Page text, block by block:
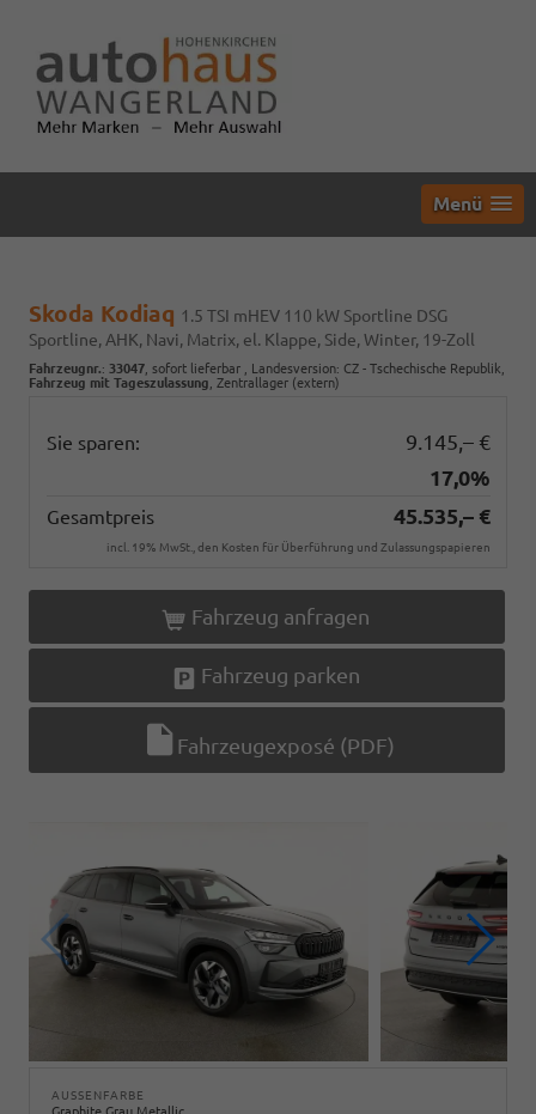
Menü
Skoda Kodiaq 1.5 TSI mHEV 110 kW Sportline DSG
Sportline, AHK, Navi, Matrix, el. Klappe, Side, Winter, 19-Zoll
Fahrzeugnr.: 33047 sofort lieferbar , Landesversion: CZ - Tschechische Republik,
Fahrzeug mit Tageszulassung , Zentrallager (extern)
Sie sparen:
9.145,– €
17,0%
Gesamtpreis 45.535,– €
incl. 19% MwSt., den Kosten für Überführung und Zulassungspapieren
Fahrzeug anfragen
Fahrzeug parken
Fahrzeugexposé (PDF)
AUSSENFARBE